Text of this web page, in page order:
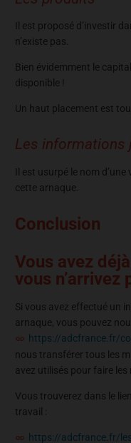
Il est proposé d’investir
n’existe pas.
Bien évidemment le
disponible !
Un haut placement est
Les informations
Il est usurpé le nom
cette arnaque.
Conclusion
Vous avez
vous n’arrivez
Si vous avez effectué un
arnaque, vous pouvez
https://adcfrance.fr/
nous transférer tous les
avez utilisés pour faire les
Vous trouverez dans le
travail :
https://adcfrance.fr/